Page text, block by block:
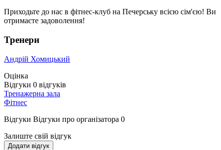
Приходьте до нас в фітнес-клуб на Печерську всією сім'єю! Ви
отримаєте задоволення!
Тренери
Андрій Хомицький
Оцінка
Відгуки 0 відгуків
Тренажерна зала
Фітнес
Відгуки Відгуки про організатора 0
Залиште свій відгук
Додати відгук